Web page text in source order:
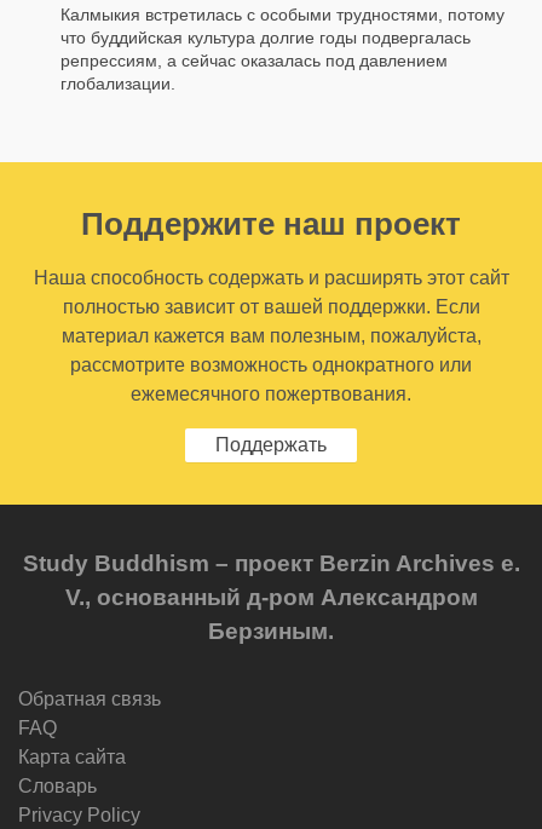
Калмыкия встретилась с особыми трудностями, потому
что буддийская культура долгие годы подвергалась
репрессиям, а сейчас оказалась под давлением
глобализации.
Поддержите наш проект
Наша способность содержать и расширять этот сайт
полностью зависит от вашей поддержки. Если
материал кажется вам полезным, пожалуйста,
рассмотрите возможность однократного или
ежемесячного пожертвования.
Поддержать
Study Buddhism – проект Berzin Archives e.
V., основанный д-ром Александром
Берзиным.
Обратная связь
FAQ
Карта сайта
Словарь
Privacy Policy